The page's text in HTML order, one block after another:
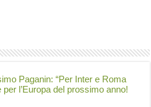
Paganin: “Per Inter e Roma
l’Europa del prossimo anno!